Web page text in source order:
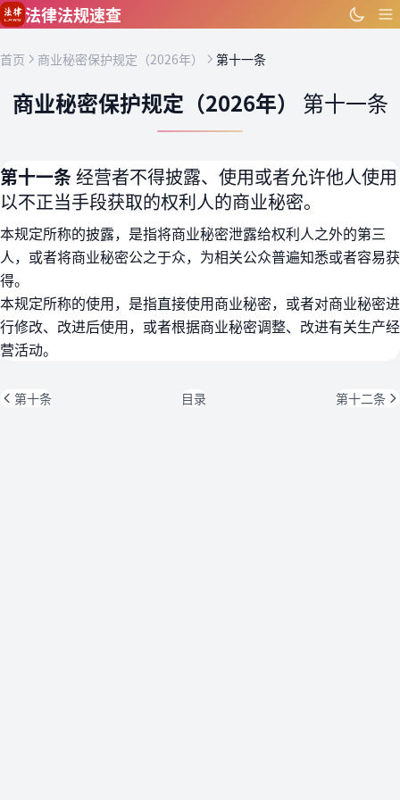
跳到主要内容
法律法规速查
首页 商业秘密保护规定（2026年） 第十一条
商业秘密保护规定（2026年） 第十一条
第十一条经营者不得披露、使用或者允许他人使用
以不正当手段获取的权利人的商业秘密。
本规定所称的披露，是指将商业秘密泄露给权利人之外的第三
人，或者将商业秘密公之于众，为相关公众普遍知悉或者容易获
得。
本规定所称的使用，是指直接使用商业秘密，或者对商业秘密进
行修改、改进后使用，或者根据商业秘密调整、改进有关生产经
营活动。
第十条 目录 第十二条